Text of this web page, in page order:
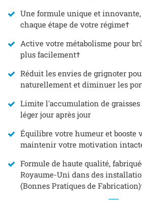
Une formule unique et
chaque étape de votre régime†
Active votre métabolisme pour
plus facilement†
Réduit les envies de grignoter
naturellement et diminuer les
Limite l'accumulation de
léger jour après jour
Équilibre votre humeur et booste
maintenir votre motivation
Formule de haute qualité,
Royaume-Uni dans des
(Bonnes Pratiques de